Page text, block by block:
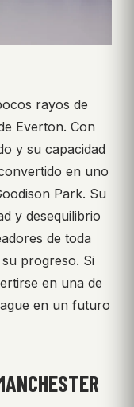
rayos de
Everton. Con
y su capacidad
en uno
Park. Su
y desequilibrio
de toda
progreso. Si
en una de
en un futuro